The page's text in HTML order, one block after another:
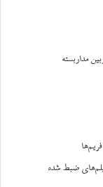
مداربسته